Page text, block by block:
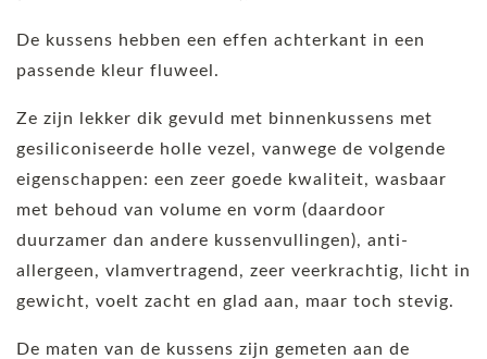
De kussens hebben een effen achterkant in een
passende kleur fluweel.
Ze zijn lekker dik gevuld met binnenkussens met
gesiliconiseerde holle vezel, vanwege de volgende
eigenschappen: een zeer goede kwaliteit, wasbaar
met behoud van volume en vorm (daardoor
duurzamer dan andere kussenvullingen), anti-
allergeen, vlamvertragend, zeer veerkrachtig, licht in
gewicht, voelt zacht en glad aan, maar toch stevig.
De maten van de kussens zijn gemeten aan de